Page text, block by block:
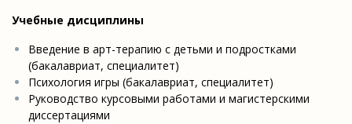
Учебные дисциплины
Введение в арт-терапию с детьми и подростками
(бакалавриат, специалитет)
Психология игры (бакалавриат, специалитет)
Руководство курсовыми работами и магистерскими
диссертациями